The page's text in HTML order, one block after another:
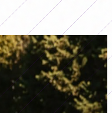
En esta jornada